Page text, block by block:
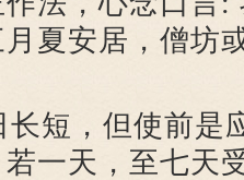
夏安居，僧坊
，但使前是
一天，至七天